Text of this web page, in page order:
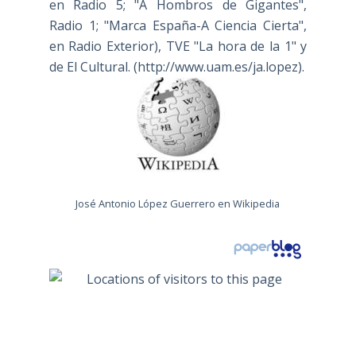
en Radio 5; "A Hombros de Gigantes",
Radio 1; "Marca España-A Ciencia Cierta",
en Radio Exterior), TVE "La hora de la 1" y
de El Cultural. (http://www.uam.es/ja.lopez).
José Antonio López Guerrero en Wikipedia